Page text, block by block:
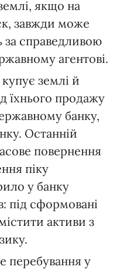
якщо на
завжди може
за справедливою
агентові.
землі й
їхнього продажу
банку,
Останній
повернення
піку
у банку
під сформовані
активи з
перебування у